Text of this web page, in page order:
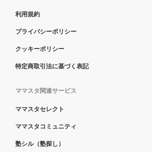
利用規約
プライバシーポリシー
クッキーポリシー
特定商取引法に基づく表記
ママスタ関連サービス
ママスタセレクト
ママスタコミュニティ
塾シル（塾探し）